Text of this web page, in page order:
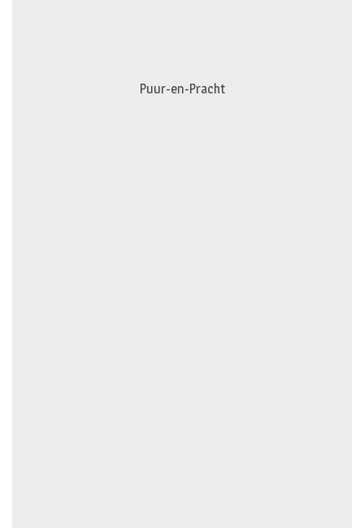
Puur-en-Pracht